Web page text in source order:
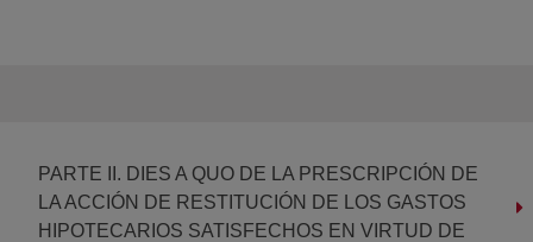
PARTE II. DIES A QUO DE LA PRESCRIPCIÓN DE
LA ACCIÓN DE RESTITUCIÓN DE LOS GASTOS
HIPOTECARIOS SATISFECHOS EN VIRTUD DE